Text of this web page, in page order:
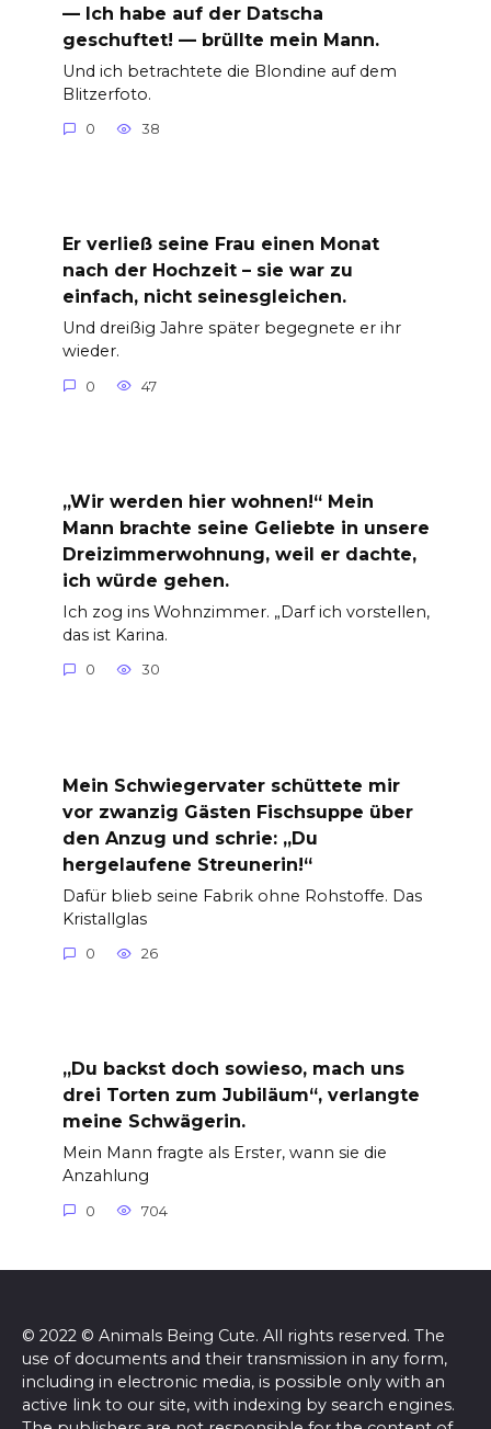
— Ich habe auf der Datscha
geschuftet! — brüllte mein Mann.
Und ich betrachtete die Blondine auf dem
Blitzerfoto.
0 38
Er verließ seine Frau einen Monat
nach der Hochzeit – sie war zu
einfach, nicht seinesgleichen.
Und dreißig Jahre später begegnete er ihr
wieder.
0 47
„Wir werden hier wohnen!“ Mein
Mann brachte seine Geliebte in unsere
Dreizimmerwohnung, weil er dachte,
ich würde gehen.
Ich zog ins Wohnzimmer. „Darf ich vorstellen,
das ist Karina.
0 30
Mein Schwiegervater schüttete mir
vor zwanzig Gästen Fischsuppe über
den Anzug und schrie: „Du
hergelaufene Streunerin!“
Dafür blieb seine Fabrik ohne Rohstoffe. Das
Kristallglas
0 26
„Du backst doch sowieso, mach uns
drei Torten zum Jubiläum“, verlangte
meine Schwägerin.
Mein Mann fragte als Erster, wann sie die
Anzahlung
0 704
© 2022 © Animals Being Cute. All rights reserved. The
use of documents and their transmission in any form,
including in electronic media, is possible only with an
active link to our site, with indexing by search engines.